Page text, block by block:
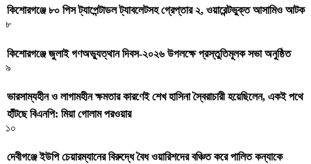
কিশোরগঞ্জে ৮০ পিস ট্যাপেন্টাডল ট্যাবলেটসহ গ্রেপ্তার ২, ওয়ারেন্টভুক্ত আসামিও আটক
৮
কিশোরগঞ্জে জুলাই গণঅভ্যুত্থান দিবস-২০২৬ উপলক্ষে প্রস্তুতিমূলক সভা অনুষ্ঠিত
৯
ভারসাম্যহীন ও লাগামহীন ক্ষমতার কারণেই শেখ হাসিনা স্বৈরাচারী হয়েছিলেন, একই পথে
হাঁটছে বিএনপি: মিয়া গোলাম পরওয়ার
১০
দেবীগঞ্জে ইউপি চেয়ারম্যানের বিরুদ্ধে বৈধ ওয়ারিশদের বঞ্চিত করে পালিত কন্যাকে